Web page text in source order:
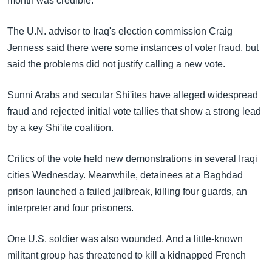
စာမျက်နှာ
သို့
ကျော်
ရန်
ရှာဖွေ
ရန်
နေရာ
ကျော်
ရန်
ရုပ်ရှင်ထဲက အင်္ဂလိပ်စာ
သုတပဒေသာ အင်္ဂလိပ်စာ
ရေဒီယို/တီဗွီအစီအစဉ်
ဗွီအိုအေ လူမှုကွန်ယက်များ
ဘာသာစကားများ
The U.N. advisor to Iraq's election commission Craig
Jenness said there were some instances of voter fraud, but
said the problems did not justify calling a new vote.
Sunni Arabs and secular Shi'ites have alleged widespread
fraud and rejected initial vote tallies that show a strong lead
by a key Shi'ite coalition.
Critics of the vote held new demonstrations in several Iraqi
cities Wednesday. Meanwhile, detainees at a Baghdad
prison launched a failed jailbreak, killing four guards, an
interpreter and four prisoners.
One U.S. soldier was also wounded. And a little-known
militant group has threatened to kill a kidnapped French